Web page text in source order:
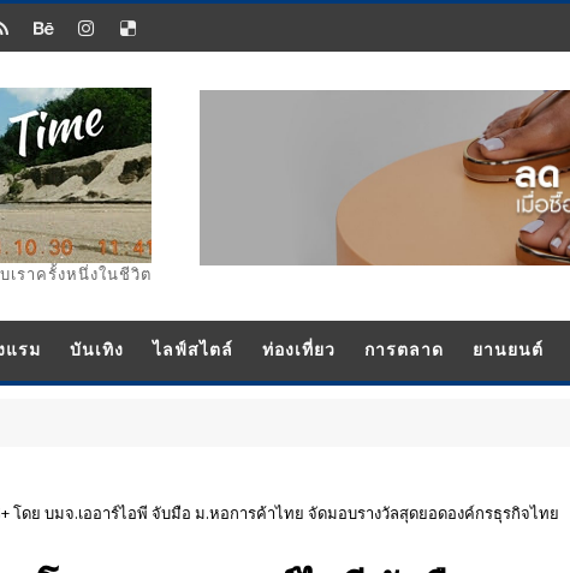
เราครั้งหนึ่งในชีวิต
แรม บันเทิง ไลฟ์สไตล์ ท่องเที่ยว การตลาด ยานยนต์
โดย บมจ.เออาร์ไอพี จับมือ ม.หอการค้าไทย จัดมอบรางวัลสุดยอดองค์กรธุรกิจไทย